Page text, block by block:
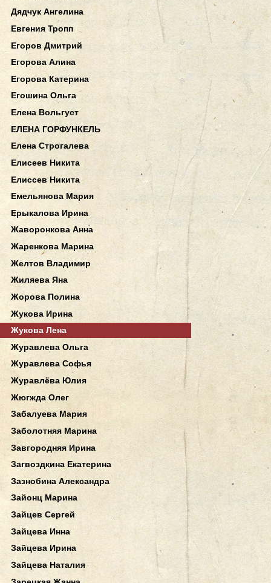
Дядчук Ангелина
Евгения Тропп
Егоров Дмитрий
Егорова Алина
Егорова Катерина
Егошина Ольга
Елена Вольгуст
ЕЛЕНА ГОРФУНКЕЛЬ
Елена Строгалева
Елисеев Никита
Елиссев Никита
Емельянова Мария
Ерыкалова Ирина
Жаворонкова Анна
Жаренкова Марина
Желтов Владимир
Жиляева Яна
Жорова Полина
Жукова Ирина
Жукова Лена
Журавлева Ольга
Журавлева Софья
Журавлёва Юлия
Жюгжда Олег
Забалуева Мария
Заболотняя Марина
Завгородняя Ирина
Загвоздкина Екатерина
Зазнобина Александра
Зайонц Марина
Зайцев Сергей
Зайцева Инна
Зайцева Ирина
Зайцева Наталия